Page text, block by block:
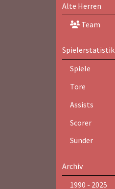
Alte Herren
Team
Spielerstatistik
Spiele
Tore
Assists
Scorer
Sünder
Archiv
1990 - 2025